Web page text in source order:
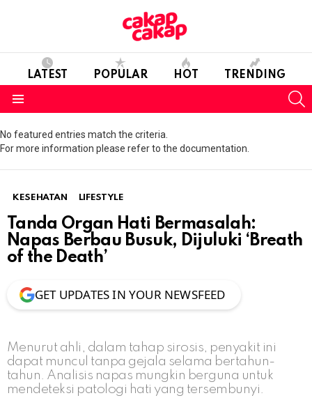
LATEST POPULAR HOT TRENDING
No featured entries match the criteria.
For more information please refer to the documentation.
KESEHATAN LIFESTYLE
Tanda Organ Hati Bermasalah:
Napas Berbau Busuk, Dijuluki ‘Breath
of the Death’
GET UPDATES IN YOUR NEWSFEED
Menurut ahli, dalam tahap sirosis, penyakit ini
dapat muncul tanpa gejala selama bertahun-
tahun. Analisis napas mungkin berguna untuk
mendeteksi patologi hati yang tersembunyi.